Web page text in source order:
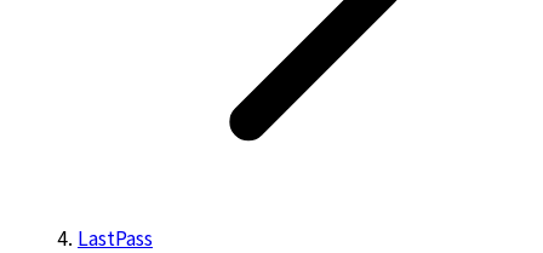
LastPass